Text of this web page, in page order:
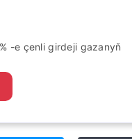
-e çenli girdeji gazanyň